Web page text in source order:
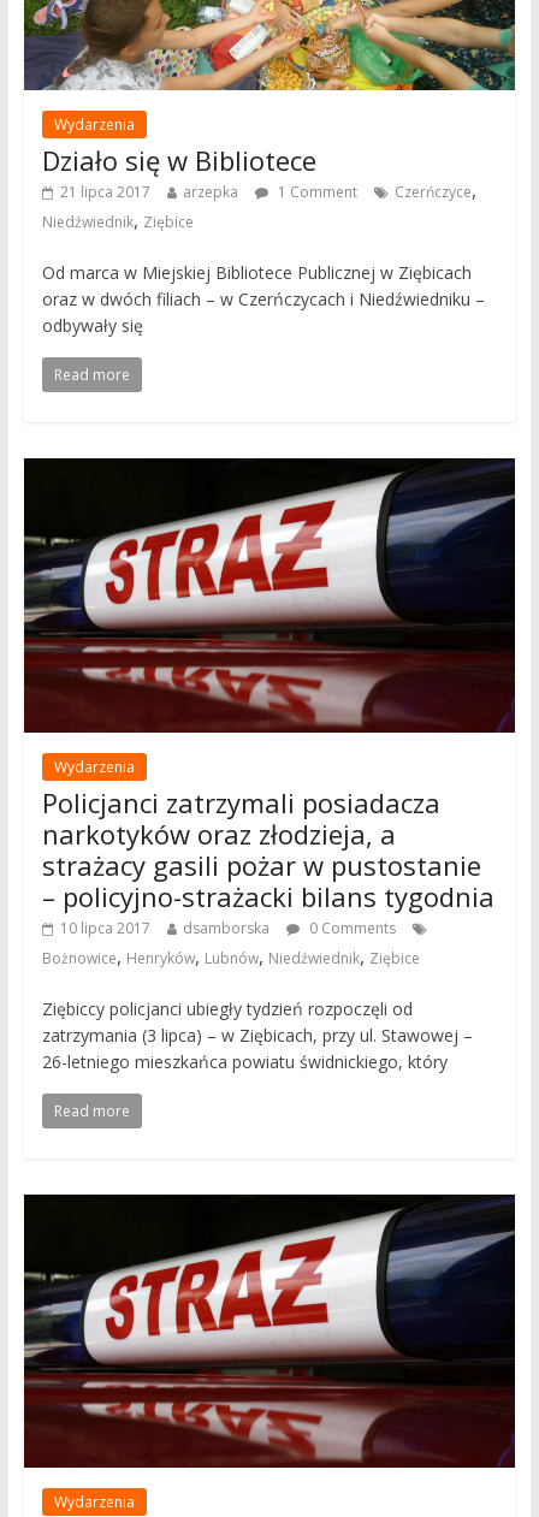
Wydarzenia
Działo się w Bibliotece
21 lipca 2017 arzepka 1 Comment Czerńczyce,
Niedźwiednik, Ziębice
Od marca w Miejskiej Bibliotece Publicznej w Ziębicach
oraz w dwóch filiach – w Czerńczycach i Niedźwiedniku –
odbywały się
Read more
Wydarzenia
Policjanci zatrzymali posiadacza
narkotyków oraz złodzieja, a
strażacy gasili pożar w pustostanie
– policyjno-strażacki bilans tygodnia
10 lipca 2017 dsamborska
0 Comments
Bożnowice, Henryków, Lubnów, Niedźwiednik, Ziębice
Ziębiccy policjanci ubiegły tydzień rozpoczęli od
zatrzymania (3 lipca) – w Ziębicach, przy ul. Stawowej –
26-letniego mieszkańca powiatu świdnickiego, który
Read more
Wydarzenia